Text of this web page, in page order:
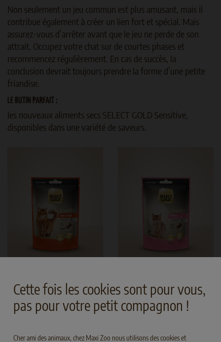
Non seulement un jeu commun est plus amusant, mais il
contribue également à créer un lien fort et spécial. Mais
assurez-vous d’arrêter avant que le jeu ne perde de son
attrait. Occupez votre chat sur de courtes phases et
recommencez régulièrement. En cas de succès, la
conclusion devrait toujours prendre la forme d’une petite
friandise.
LE BUTIN PARFAIT :
les nouveaux aliments secs SELECT GOLD Sensitive,
disponibles dans une variété de saveurs.
Poulet Poulet
PARMI LES PRODUITS
Cette fois les cookies sont pour vous,
pas pour votre petit compagnon !
Cher ami des animaux, chez Maxi Zoo nous utilisons des cookies et